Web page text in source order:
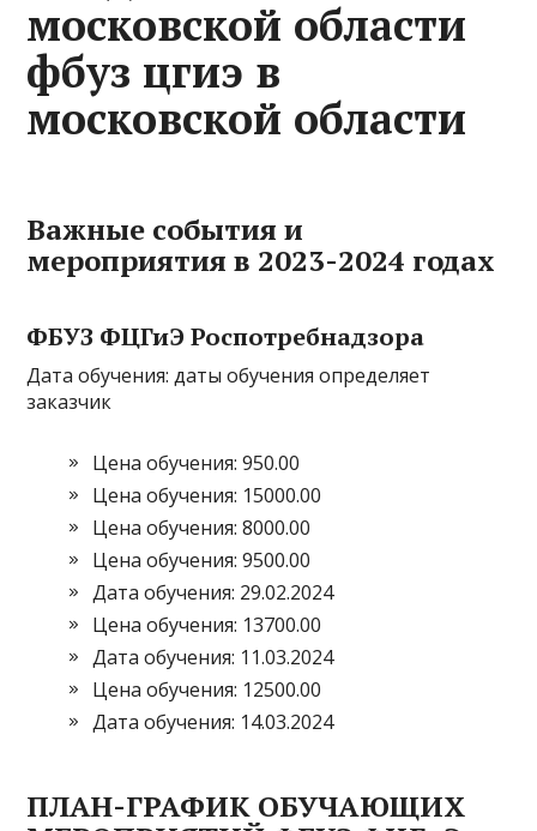
московской области
фбуз цгиэ в
московской области
Важные события и
мероприятия в 2023-2024 годах
ФБУЗ ФЦГиЭ Роспотребнадзора
Дата обучения: даты обучения определяет
заказчик
Цена обучения: 950.00
Цена обучения: 15000.00
Цена обучения: 8000.00
Цена обучения: 9500.00
Дата обучения: 29.02.2024
Цена обучения: 13700.00
Дата обучения: 11.03.2024
Цена обучения: 12500.00
Дата обучения: 14.03.2024
ПЛАН-ГРАФИК ОБУЧАЮЩИХ